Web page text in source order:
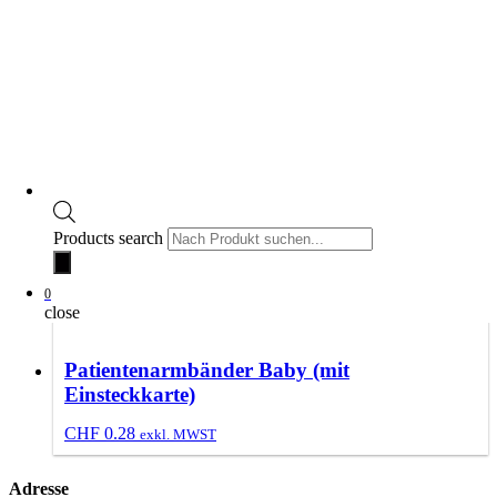
Products search
0
close
Products search
0
close
Patientenarmbänder Baby (mit
Einsteckkarte)
CHF 0.28 exkl. MWST
Adresse